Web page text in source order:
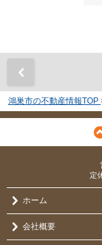
鴻巣市の不動産情報TOP
定
ホーム
会社概要